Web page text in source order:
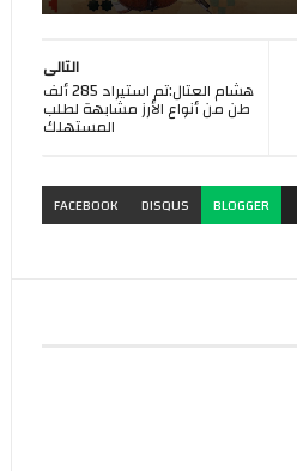
التالى
هشام العتال:تم استيراد 285 ألف
طن من أنواع الأرز مشابهة لطلب
المستهلك
BLOGGER
DISQUS
FACEBOOK